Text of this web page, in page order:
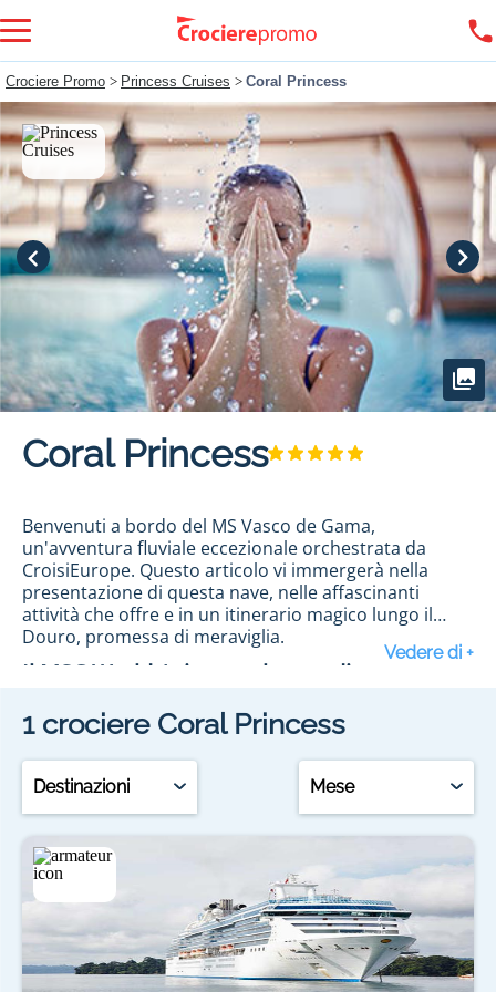
Crociere Promo > Princess Cruises > Coral Princess
Coral Princess
Benvenuti a bordo del MS Vasco de Gama,
un'avventura fluviale eccezionale orchestrata da
CroisiEurope. Questo articolo vi immergerà nella
presentazione di questa nave, nelle affascinanti
attività che offre e in un itinerario magico lungo il
Douro, promessa di meraviglia.
Il MSC World Asia, capolavoro di modernità
Il MSC World Asia, fiore all'occhiello della flotta MSC
viaggio senza precedenti. Con cabine spaziose e
dotate delle più moderne tecnologie, ponti
panoramici con viste spettacolari e un design
raffinato, questa nave incarna il lusso e il comfort.
MSC Crociere vi garantisce un viaggio all'insegna
dell'eleganza e del benessere, con un'attenzione
particolare ai dettagli per rendere ogni crociera
un'esperienza indimenticabile.
Attività esclusive a bordo del MSC World
Asia
A bordo del MSC World Asia, il divertimento e il relax
sono assicurati. Gli ospiti possono godere di
1 crociere Coral Princess
Destinazioni Mese